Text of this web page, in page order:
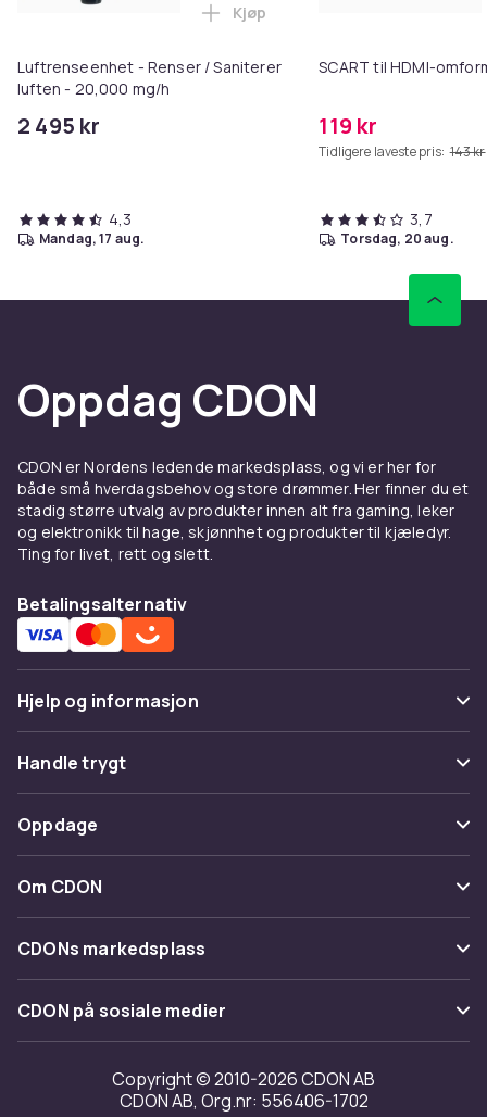
Luftrenseenhet - Renser / Saniterer
luften - 20,000 mg/h
2 495 kr
Legg Luftrenseenhet - Renser
Kjøp
4,3
mandag, 17 aug.
SCART til HDMI-
119 kr
Tidligere laveste pris: 143 kr
3,7
torsdag, 20 aug.
Oppdag CDON
CDON er Nordens ledende markedsplass, og vi er her for
både små hverdagsbehov og store drømmer. Her finner du et
stadig større utvalg av produkter innen alt fra gaming, leker
og elektronikk til hage, skjønnhet og produkter til kjæledyr.
Ting for livet, rett og slett.
Betalingsalternativ
Hjelp og informasjon
Vanlige spørsmål
Spor pakke
Angre & returner her
Kontakt oss
Handle trygt
Betaling
Levering
Tilbakekallinger
Oppdage
Kategorier
Varemerker
Om CDON
Om oss
Kundeanmeldelser
Jobbe på CDON
Investor relations
CDONs markedsplass
Merchant Help Center
CDON på sosiale medier
Copyright © 2010-2026 CDON AB
CDON AB, Org.nr: 556406-1702